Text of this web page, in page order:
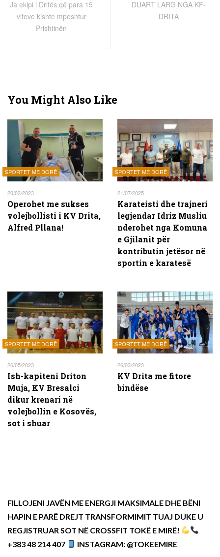
Ja ekipi i Dritës që para 15
viteve kishte mposhtur
Prishtinën
DUART LARG NGA KF-
DRITA
You Might Also Like
SPORTET ME DORË
20/03/2023
Operohet me sukses
volejbollisti i KV Drita,
Alfred Pllana!
SPORTET ME DORË
21/07/2025
Karateisti dhe trajneri
legjendar Idriz Musliu
nderohet nga Komuna
e Gjilanit për
kontributin jetësor në
sportin e karatesë
SPORTET ME DORË
26/05/2023
Ish-kapiteni Driton
Muja, KV Bresalci
dikur krenari në
volejbollin e Kosovës,
sot i shuar
SPORTET ME DORË
26/03/2023
KV Drita me fitore
bindëse
FILLOJENI JAVËN ME ENERGJI MAKSIMALE DHE BËNI
HAPIN E PARË DREJT TRANSFORMIMIT TUAJ DUKE U
REGJISTRUAR SOT NË CROSSFIT TOKË E MIRË!
+383 48 214 407
INSTAGRAM: @TOKEEMIRE